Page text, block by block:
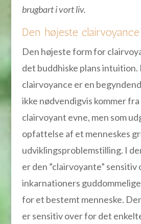
brugbart i vort liv.
Den højeste clairvoyance
Den højeste form for
det buddhiske plans
clairvoyance er en
ikke nødvendigvis kommer
clairvoyant evne, men som
opfattelse af et menneskes
udviklingsproblemstilling. I
er den ”clairvoyante”
inkarnationers
for et bestemt menneske.
er sensitiv over for det